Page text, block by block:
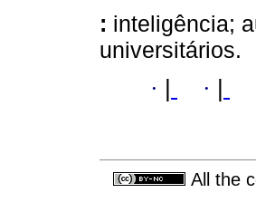
: inteligência;
universitários.
· ·
All the